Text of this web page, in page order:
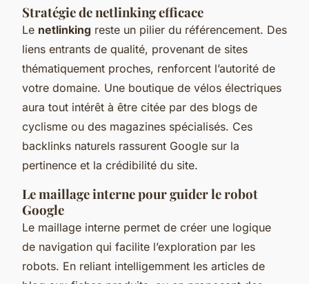
Stratégie de netlinking efficace
Le netlinking reste un pilier du référencement. Des
liens entrants de qualité, provenant de sites
thématiquement proches, renforcent l’autorité de
votre domaine. Une boutique de vélos électriques
aura tout intérêt à être citée par des blogs de
cyclisme ou des magazines spécialisés. Ces
backlinks naturels rassurent Google sur la
pertinence et la crédibilité du site.
Le maillage interne pour guider le robot
Google
Le maillage interne permet de créer une logique
de navigation qui facilite l’exploration par les
robots. En reliant intelligemment les articles de